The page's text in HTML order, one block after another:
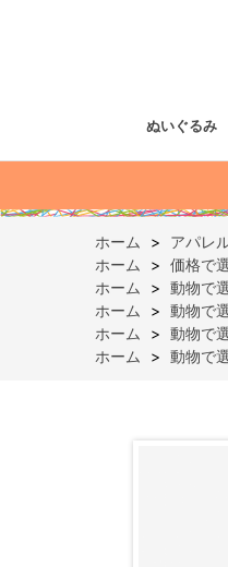
ぬいぐるみ
ホーム > アパレ
ホーム
> 価格で
ホーム
> 動物で
ホーム
> 動物で
ホーム
> 動物で
ホーム
> 動物で